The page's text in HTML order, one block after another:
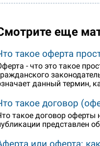
еще
такое оферта
- что это такое
данный термин,
такое договор
такое договор оферты
представлен
или оферта: